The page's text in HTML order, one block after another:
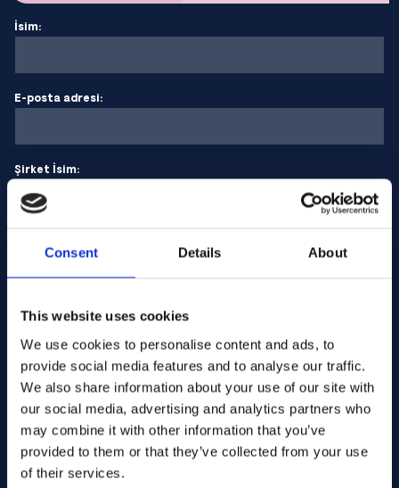
Consent Details About
This website uses cookies
We use cookies to personalise content and ads, to
provide social media features and to analyse our traffic.
We also share information about your use of our site with
our social media, advertising and analytics partners who
may combine it with other information that you’ve
provided to them or that they’ve collected from your use
of their services.
İsim:
E-posta adresi:
Şirket İsim:
Mesajınız